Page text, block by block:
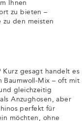
Ihnen
zu bieten –
zu den meisten
Kurz gesagt handelt es
Baumwoll-Mix – oft mit
gleichzeitig
Anzughosen, aber
perfekt für
möchten, ohne